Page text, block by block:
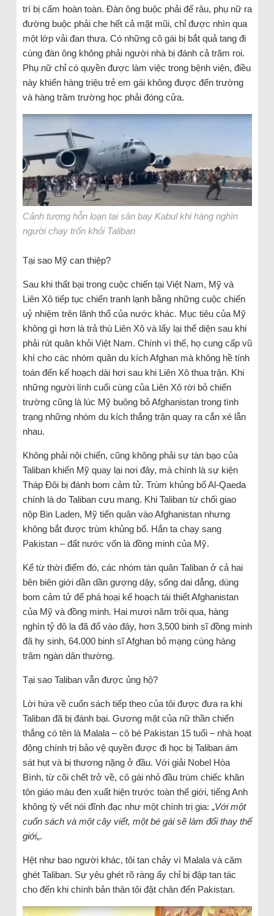
trí bị cấm hoàn toàn. Đàn ông buộc phải để râu, phụ nữ ra
đường buộc phải che hết cả mặt mũi, chỉ được nhìn qua
một lớp vải đan thưa. Có những cô gái bị bắt quả tang đi
cùng đàn ông không phải người nhà bị đánh cả trăm roi.
Phụ nữ chỉ có quyền được làm việc trong bệnh viện, điều
này khiến hàng triệu trẻ em gái không được đến trường
và hàng trăm trường học phải đóng cửa.
Cảnh tượng hỗn loạn tại sân bay Kabul khi hàng nghìn
người chạy trốn khỏi Taliban
Tại sao Mỹ can thiệp?
Sau khi thất bại trong cuộc chiến tại Việt Nam, Mỹ và
Liên Xô tiếp tục chiến tranh lạnh bằng những cuộc chiến
uỷ nhiệm trên lãnh thổ của nước khác. Mục tiêu của Mỹ
không gì hơn là trả thù Liên Xô và lấy lại thể diện sau khi
phải rút quân khỏi Việt Nam. Chính vì thế, họ cung cấp vũ
khí cho các nhóm quân du kích Afghan mà không hề tính
toán đến kế hoạch dài hơi sau khi Liên Xô thua trận. Khi
những người lính cuối cùng của Liên Xô rời bỏ chiến
trường cũng là lúc Mỹ buông bỏ Afghanistan trong tình
trạng những nhóm du kích thắng trận quay ra cắn xé lẫn
nhau.
Không phải nội chiến, cũng không phải sự tàn bạo của
Taliban khiến Mỹ quay lại nơi đây, mà chính là sự kiện
Tháp Đôi bị đánh bom cảm tử. Trùm khủng bố Al-Qaeda
chính là do Taliban cưu mang. Khi Taliban từ chối giao
nộp Bin Laden, Mỹ tiến quân vào Afghanistan nhưng
không bắt được trùm khủng bố. Hắn ta chạy sang
Pakistan – đất nước vốn là đồng minh của Mỹ.
Kể từ thời điểm đó, các nhóm tàn quân Taliban ở cả hai
bên biên giới dần dần gượng dậy, sống dai dẳng, dùng
bom cảm tử để phá hoại kế hoạch tái thiết Afghanistan
của Mỹ và đồng minh. Hai mươi năm trôi qua, hàng
nghìn tỷ đô la đã đổ vào đây, hơn 3,500 binh sĩ đồng minh
đã hy sinh, 64.000 binh sĩ Afghan bỏ mạng cùng hàng
trăm ngàn dân thường.
Tại sao Taliban vẫn được ủng hộ?
Lời hứa về cuốn sách tiếp theo của tôi được đưa ra khi
Taliban đã bị đánh bại. Gương mặt của nữ thần chiến
thắng có tên là Malala – cô bé Pakistan 15 tuổi – nhà hoạt
động chính trị bảo vệ quyền được đi học bị Taliban ám
sát hụt và bị thương nặng ở đầu. Với giải Nobel Hòa
Bình, từ cõi chết trở về, cô gái nhỏ đầu trùm chiếc khăn
tôn giáo màu đen xuất hiện trước toàn thế giới, tiếng Anh
không tỳ vết nói đĩnh đạc như một chính trị gia: „Với một
cuốn sách và một cây viết, một bé gái sẽ làm đổi thay thế
giới„.
Hệt như bao người khác, tôi tan chảy vì Malala và căm
ghét Taliban. Sự yêu ghét rõ ràng ấy chỉ bị đập tan tác
cho đến khi chính bản thân tôi đặt chân đến Pakistan.